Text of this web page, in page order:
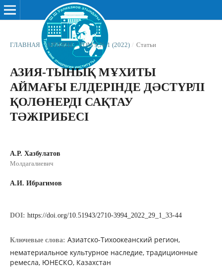
ГЛАВНАЯ / АРХИВЫ / ТОМ 9 № 1 (2022) / Статьи
АЗИЯ-ТЫНЫҚ МҰХИТЫ
АЙМАҒЫ ЕЛДЕРІНДЕ ДӘСТҮРЛІ
ҚОЛӨНЕРДІ САҚТАУ
ТӘЖІРИБЕСІ
А.Р. Хазбулатов
Молдагалиевич
А.И. Ибрагимов
DOI: https://doi.org/10.51943/2710-3994_2022_29_1_33-44
Ключевые слова: Азиатско-Тихоокеанский регион,
нематериальное культурное наследие, традиционные
ремесла, ЮНЕСКО, Казахстан